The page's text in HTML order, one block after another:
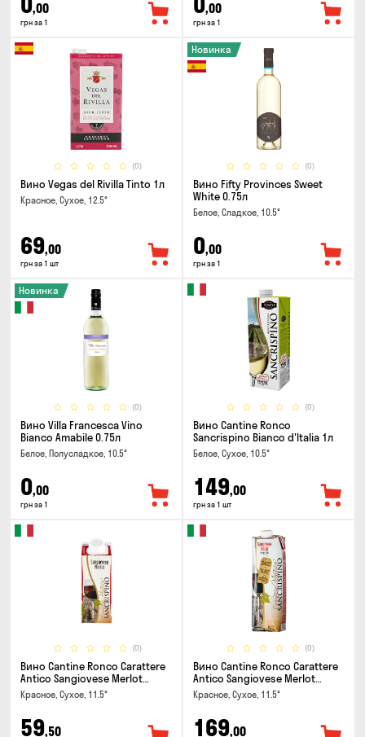
,00
грн за 1
,00
грн за 1
(0)
Вино Vegas del Rivilla Tinto 1л
Красное, Сухое, 12.5°
69,00
грн за 1 шт
(0)
Новинка
Вино Fifty Provinces Sweet
White 0.75л
Белое, Сладкое, 10.5°
0,00
грн за 1
(0)
Новинка
Вино Villa Francesca Vino
Bianco Amabile 0.75л
Белое, Полусладкое, 10.5°
0,00
грн за 1
(0)
Вино Cantine Ronco
Sancrispino Bianco d'Italia 1л
Белое, Сухое, 10.5°
149,00
грн за 1 шт
(0)
Вино Cantine Ronco Carattere
Antico Sangiovese Merlot
Rubicone IGT 0.25л
Красное, Сухое, 11.5°
59,50
(0)
Вино Cantine Ronco Carattere
Antico Sangiovese Merlot
Rubicone IGT 1л
Красное, Сухое, 11.5°
169,00